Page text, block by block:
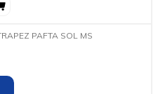
PAFTA SOL MS